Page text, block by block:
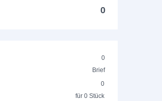
0
0
Brief
0
für 0 Stück